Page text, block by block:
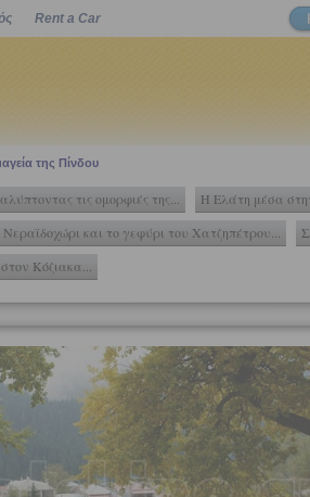
Rent a Car
της Πίνδου
τις ομορφιές της...
Η Ελάτη μέσα
και το γεφύρι του Χατζηπέτρου...
Κόζιακα...